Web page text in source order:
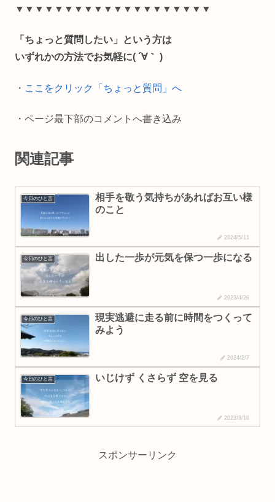
e
o
e i y
i
▼▼▼▼▼▼▼▼▼▼▼▼▼▼▼▼▼▼▼▼
「ちょっと質問したい」という方は
いずれかの方法でお気軽に( ´∀｀ )
・ ここをクリック「ちょっと質問」へ
・ページ最下部のコメントへ書き込み
関連記事
今日のひと言
相手を敬う気持ちがあればお互い様
のこと
2024/5/11
今日のひと言 出した一歩が元気を保つ一歩になる
2023/4/26
今日のひと言
現実逃避に走る前に時間をつくって
みよう
2024/2/7
今日のひと言 いじけず くさらず 空を見る
2023/8/16
スポンサーリンク